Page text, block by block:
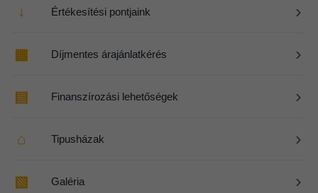
↓ Értékesítési pontjaink ›
▦ Díjmentes árajánlatkérés ›
▤ Finanszírozási lehetőségek ›
⌂ Tipusházak ›
▧ Galéria ›